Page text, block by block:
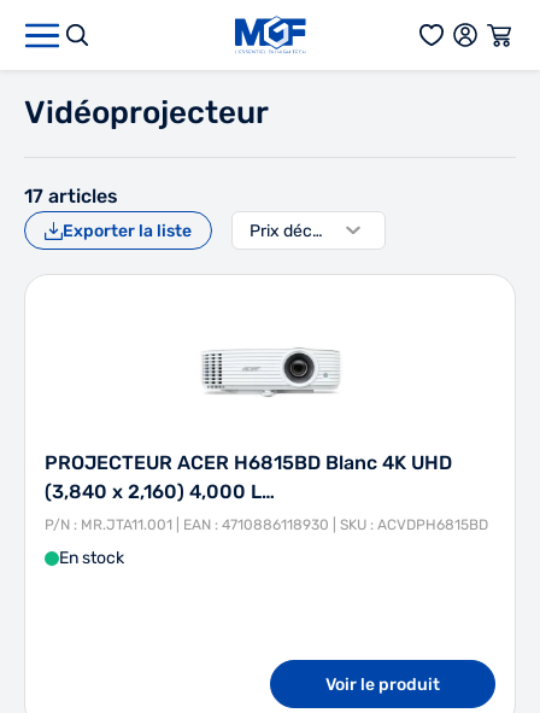
Vidéoprojecteur
17 articles
Exporter la liste
PROJECTEUR ACER H6815BD Blanc 4K UHD
(3,840 x 2,160) 4,000 L…
P/N : MR.JTA11.001 | EAN : 4710886118930 | SKU : ACVDPH6815BD
En stock
Voir le produit